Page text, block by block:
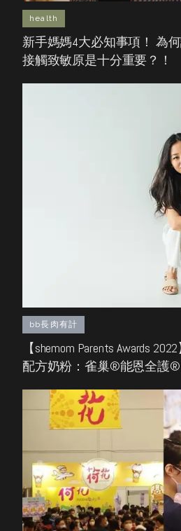
health
新手媽媽4大必知事項！ 為
接觸致敏原是十分重要？！
bb長肉有計
【shemom Parents Awards
配方奶粉：雀巢®能恩全護